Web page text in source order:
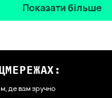
Показати більше
де вам зручно